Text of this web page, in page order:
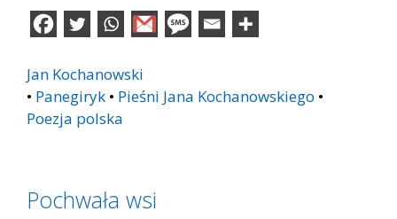
Jan Kochanowski
• Panegiryk • Pieśni Jana Kochanowskiego •
Poezja polska
Pochwała wsi